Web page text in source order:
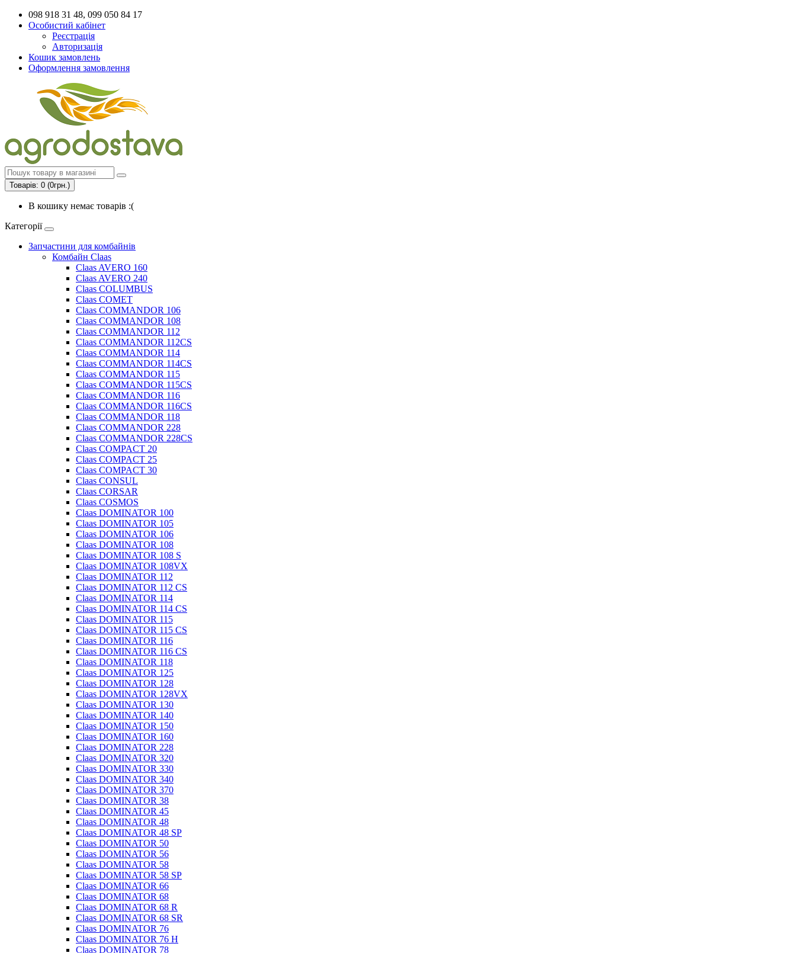
098 918 31 48, 099 050 84 17
Особистий кабінет
Реєстрація
Авторизація
Кошик замовлень
Оформлення замовлення
Товарів: 0 (0грн.)
В кошику немає товарів :(
Категорії
Запчастини для комбайнів
Комбайн Claas
Claas AVERO 160
Claas AVERO 240
Claas COLUMBUS
Claas COMET
Claas COMMANDOR 106
Claas COMMANDOR 108
Claas COMMANDOR 112
Claas COMMANDOR 112CS
Claas COMMANDOR 114
Claas COMMANDOR 114CS
Claas COMMANDOR 115
Claas COMMANDOR 115CS
Claas COMMANDOR 116
Claas COMMANDOR 116CS
Claas COMMANDOR 118
Claas COMMANDOR 228
Claas COMMANDOR 228CS
Claas COMPACT 20
Claas COMPACT 25
Claas COMPACT 30
Claas CONSUL
Claas CORSAR
Claas COSMOS
Claas DOMINATOR 100
Claas DOMINATOR 105
Claas DOMINATOR 106
Claas DOMINATOR 108
Claas DOMINATOR 108 S
Claas DOMINATOR 108VX
Claas DOMINATOR 112
Claas DOMINATOR 112 CS
Claas DOMINATOR 114
Claas DOMINATOR 114 CS
Claas DOMINATOR 115
Claas DOMINATOR 115 CS
Claas DOMINATOR 116
Claas DOMINATOR 116 CS
Claas DOMINATOR 118
Claas DOMINATOR 125
Claas DOMINATOR 128
Claas DOMINATOR 128VX
Claas DOMINATOR 130
Claas DOMINATOR 140
Claas DOMINATOR 150
Claas DOMINATOR 160
Claas DOMINATOR 228
Claas DOMINATOR 320
Claas DOMINATOR 330
Claas DOMINATOR 340
Claas DOMINATOR 370
Claas DOMINATOR 38
Claas DOMINATOR 45
Claas DOMINATOR 48
Claas DOMINATOR 48 SP
Claas DOMINATOR 50
Claas DOMINATOR 56
Claas DOMINATOR 58
Claas DOMINATOR 58 SP
Claas DOMINATOR 66
Claas DOMINATOR 68
Claas DOMINATOR 68 R
Claas DOMINATOR 68 SR
Claas DOMINATOR 76
Claas DOMINATOR 76 H
Claas DOMINATOR 78